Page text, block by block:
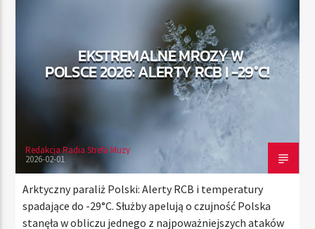
RADIO STREFA MUZY
EKSTREMALNE MROZY W
POLSCE 2026: ALERTY RCB I -29°C!
Redakcja Radia Strefa Muzy
2026-02-01
Arktyczny paraliż Polski: Alerty RCB i temperatury
spadające do -29°C. Służby apelują o czujność Polska
stanęła w obliczu jednego z najpoważniejszych ataków